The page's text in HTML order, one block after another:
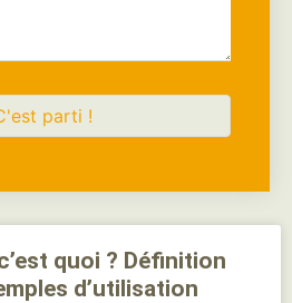
quoi ? Définition
d’utilisation